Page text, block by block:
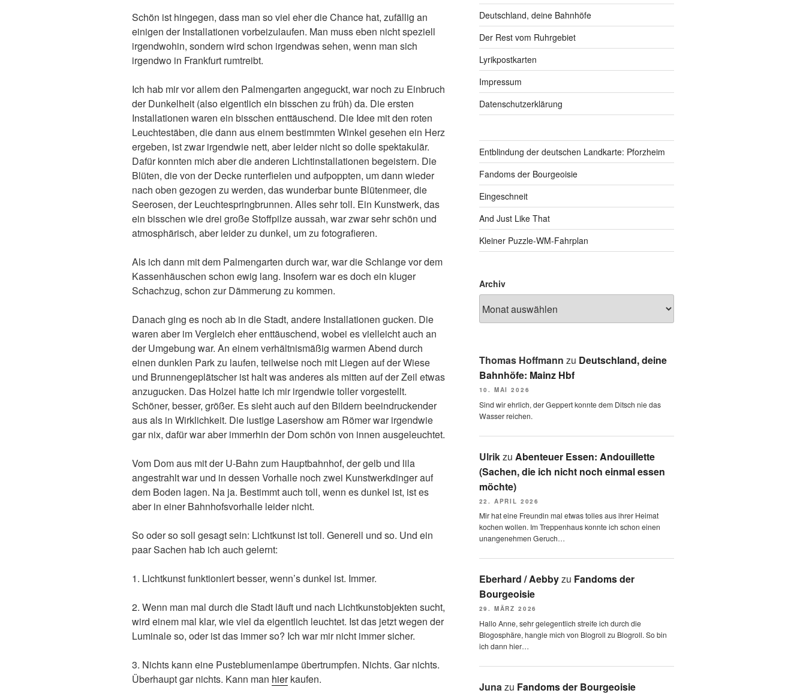
Schön ist hingegen, dass man so viel eher die Chance hat, zufällig an
einigen der Installationen vorbeizulaufen. Man muss eben nicht speziell
irgendwohin, sondern wird schon irgendwas sehen, wenn man sich
irgendwo in Frankfurt rumtreibt.
Ich hab mir vor allem den Palmengarten angeguckt, war noch zu Einbruch
der Dunkelheit (also eigentlich ein bisschen zu früh) da. Die ersten
Installationen waren ein bisschen enttäuschend. Die Idee mit den roten
Leuchtestäben, die dann aus einem bestimmten Winkel gesehen ein Herz
ergeben, ist zwar irgendwie nett, aber leider nicht so dolle spektakulär.
Dafür konnten mich aber die anderen Lichtinstallationen begeistern. Die
Blüten, die von der Decke runterfielen und aufpoppten, um dann wieder
nach oben gezogen zu werden, das wunderbar bunte Blütenmeer, die
Seerosen, der Leuchtespringbrunnen. Alles sehr toll. Ein Kunstwerk, das
ein bisschen wie drei große Stoffpilze aussah, war zwar sehr schön und
atmosphärisch, aber leider zu dunkel, um zu fotografieren.
Als ich dann mit dem Palmengarten durch war, war die Schlange vor dem
Kassenhäuschen schon ewig lang. Insofern war es doch ein kluger
Schachzug, schon zur Dämmerung zu kommen.
Danach ging es noch ab in die Stadt, andere Installationen gucken. Die
waren aber im Vergleich eher enttäuschend, wobei es vielleicht auch an
der Umgebung war. An einem verhältnismäßig warmen Abend durch
einen dunklen Park zu laufen, teilweise noch mit Liegen auf der Wiese
und Brunnengeplätscher ist halt was anderes als mitten auf der Zeil etwas
anzugucken. Das Holzei hatte ich mir irgendwie toller vorgestellt.
Schöner, besser, größer. Es sieht auch auf den Bildern beeindruckender
aus als in Wirklichkeit. Die lustige Lasershow am Römer war irgendwie
gar nix, dafür war aber immerhin der Dom schön von innen ausgeleuchtet.
Vom Dom aus mit der U-Bahn zum Hauptbahnhof, der gelb und lila
angestrahlt war und in dessen Vorhalle noch zwei Kunstwerkdinger auf
dem Boden lagen. Na ja. Bestimmt auch toll, wenn es dunkel ist, ist es
aber in einer Bahnhofsvorhalle leider nicht.
So oder so soll gesagt sein: Lichtkunst ist toll. Generell und so. Und ein
paar Sachen hab ich auch gelernt:
1. Lichtkunst funktioniert besser, wenn’s dunkel ist. Immer.
2. Wenn man mal durch die Stadt läuft und nach Lichtkunstobjekten sucht,
wird einem mal klar, wie viel da eigentlich leuchtet. Ist das jetzt wegen der
Luminale so, oder ist das immer so? Ich war mir nicht immer sicher.
3. Nichts kann eine Pusteblumenlampe übertrumpfen. Nichts. Gar nichts.
Überhaupt gar nichts. Kann man hierkaufen.
Deutschland, deine Bahnhöfe
Der Rest vom Ruhrgebiet
Lyrikpostkarten
Impressum
Datenschutzerklärung
Entblindung der deutschen Landkarte: Pforzheim
Fandoms der Bourgeoisie
Eingeschneit
And Just Like That
Kleiner Puzzle-WM-Fahrplan
Archiv
Thomas Hoffmann zu Deutschland, deine
Bahnhöfe: Mainz Hbf
10. MAI 2026
Sind wir ehrlich, der Geppert konnte dem Ditsch nie das
Wasser reichen.
Ulrikzu Abenteuer Essen: Andouillette
(Sachen, die ich nicht noch einmal essen
möchte)
22. APRIL 2026
Mir hat eine Freundin mal etwas tolles aus ihrer Heimat
kochen wollen. Im Treppenhaus konnte ich schon einen
unangenehmen Geruch…
Eberhard / Aebbyzu Fandoms der
Bourgeoisie
29. MÄRZ 2026
Hallo Anne, sehr gelegentlich streife ich durch die
Blogosphäre, hangle mich von Blogroll zu Blogroll. So bin
ich dann hier…
Junazu Fandoms der Bourgeoisie